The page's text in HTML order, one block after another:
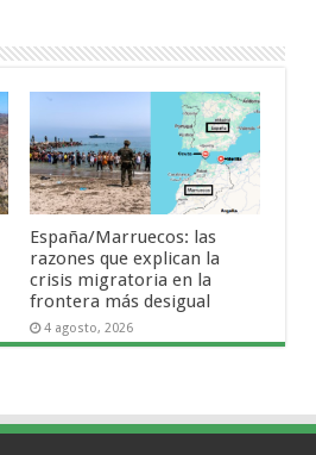
España/Marruecos: las
razones que explican la
crisis migratoria en la
frontera más desigual
4 agosto, 2026